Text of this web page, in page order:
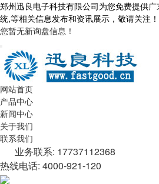
郑州迅良电子科技有限公司为您免费提供
统,等相关信息发布和资讯展示，敬请关注！
您暂无新询盘信息！
网站首页
产品中心
新闻中心
关于我们
联系我们
业务联系: 17737112368
热线电话: 4000-921-120